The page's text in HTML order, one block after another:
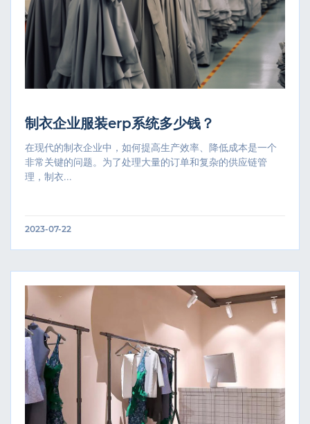
制衣企业服装erp系统多少钱？
在现代的制衣企业中，如何提高生产效率、降低成本是一个
非常关键的问题。为了处理大量的订单和复杂的供应链管
理，制衣...
2023-07-22